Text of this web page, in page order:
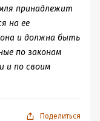
принадлежит
на ее
она и должна быть
по законам
и по своим
Поделиться